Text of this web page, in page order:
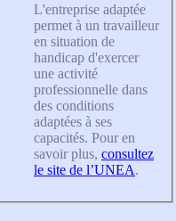
L'entreprise adaptée
permet à un travailleur
en situation de
handicap d'exercer
une activité
professionnelle dans
des conditions
adaptées à ses
capacités. Pour en
savoir plus, consultez
le site de l’UNEA.